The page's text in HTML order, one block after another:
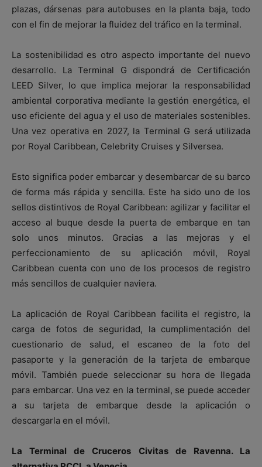
plazas, dársenas para autobuses en la planta baja, todo
con el fin de mejorar la fluidez del tráfico en la terminal.
La sostenibilidad es otro aspecto importante del nuevo
desarrollo. La Terminal G dispondrá de Certificación
LEED Silver, lo que implica mejorar la responsabilidad
ambiental corporativa mediante la gestión energética, el
uso eficiente del agua y el uso de materiales sostenibles.
Una vez operativa en 2027, la Terminal G será utilizada
por Royal Caribbean, Celebrity Cruises y Silversea.
Esto significa poder embarcar y desembarcar de su barco
de forma más rápida y sencilla. Este ha sido uno de los
sellos distintivos de Royal Caribbean: agilizar y facilitar el
acceso al buque desde la puerta de embarque en tan
solo unos minutos. Gracias a las mejoras y el
perfeccionamiento de su aplicación móvil, Royal
Caribbean cuenta con uno de los procesos de registro
más sencillos de cualquier naviera.
La aplicación de Royal Caribbean facilita el registro, la
carga de fotos de seguridad, la cumplimentación del
cuestionario de salud, el escaneo de la foto del
pasaporte y la generación de la tarjeta de embarque
móvil. También puede seleccionar su hora de llegada
para embarcar. Una vez en la terminal, se puede acceder
a su tarjeta de embarque desde la aplicación o
descargarla en el móvil.
La Terminal de Cruceros Civitas de Ravenna. La